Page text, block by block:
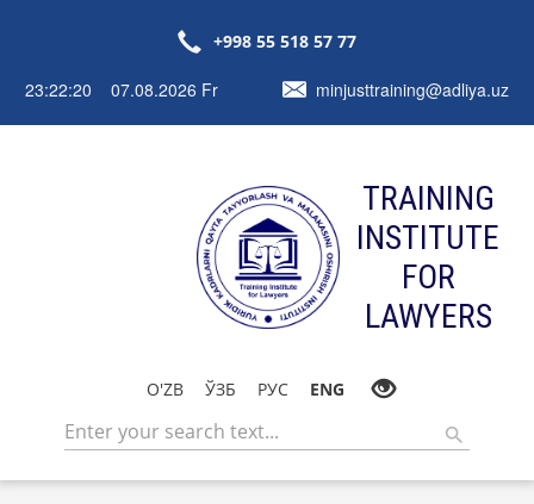
+998 55 518 57 77
23:22:20 07.08.2026 Fr minjusttraining@adliya.uz
TRAINING
INSTITUTE
FOR
LAWYERS
O'ZB ЎЗБ РУС ENG